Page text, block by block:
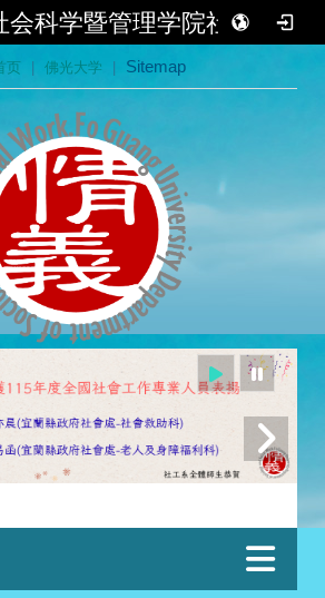
科学暨管理学院社会学系
页 | 佛光大学 | Sitemap